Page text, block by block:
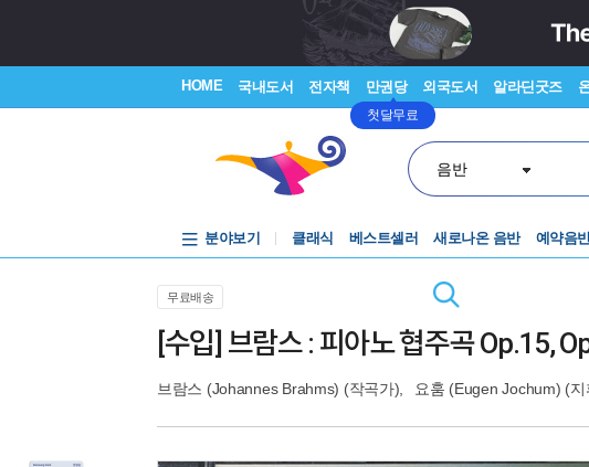
HOME 국내도서 전자책 만권당
첫달무료
외국도서 알라딘굿즈
음반
분야보기 클래식 베스트셀러 새로나온 음반 예약음
무료배송
[수입] 브람스 : 피아노 협주곡 Op.15,
브람스 (Johannes Brahms) (작곡가), 요훔 (Eugen Jochum) (지